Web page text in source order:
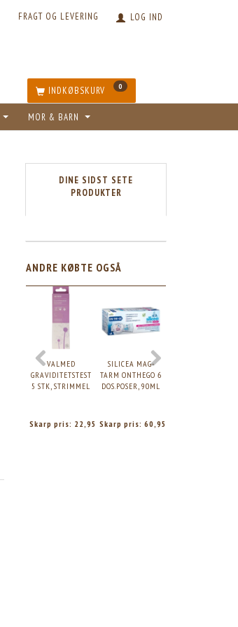
LOG IND
FRAGT OG LEVERING
INDKØBSKURV 0
MOR & BARN
DINE SIDST SETE
PRODUKTER
ANDRE KØBTE OGSÅ
VALMED
GRAVIDITETSTEST
5 STK, STRIMMEL
Skarp pris: 22,95
SILICEA MAG-
TARM ONTHEGO 6
DOS.POSER, 90ML
Skarp pris:60,95